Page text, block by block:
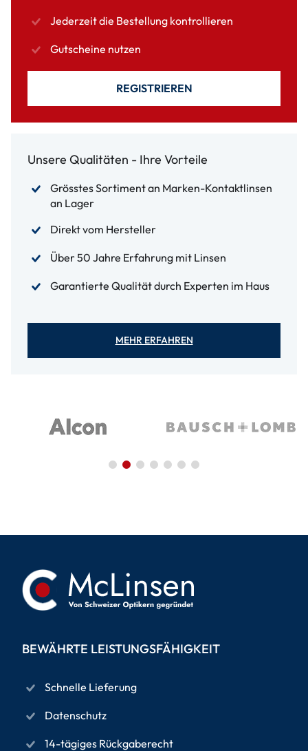
Jederzeit die Bestellung kontrollieren
Gutscheine nutzen
REGISTRIEREN
Unsere Qualitäten - Ihre Vorteile
Grösstes Sortiment an Marken-Kontaktlinsen
an Lager
Direkt vom Hersteller
Über 50 Jahre Erfahrung mit Linsen
Garantierte Qualität durch Experten im Haus
MEHR ERFAHREN
BEWÄHRTE LEISTUNGSFÄHIGKEIT
Schnelle Lieferung
Datenschutz
14-tägiges Rückgaberecht